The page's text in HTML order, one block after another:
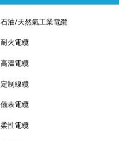
石油/天然氣工業電纜
耐火電纜
高溫電纜
定制線纜
儀表電纜
柔性電纜